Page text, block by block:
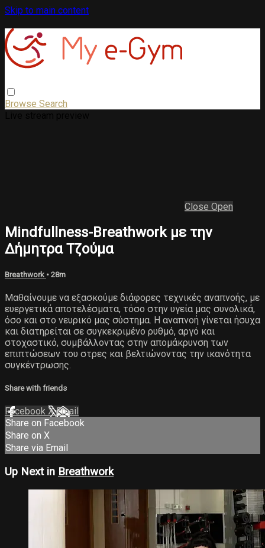
Skip to main content
Browse Search
Close Open
Mindfullness-Breathwork με την
Δήμητρα Τζούμα
Breathwork • 28m
Μαθαίνουμε να εξασκούμε διάφορες τεχνικές αναπνοής, με
ευεργετικά αποτελέσματα, τόσο στην υγεία μας συνολικά,
όσο και στο νευρικό μας σύστημα. Η αναπνοή γίνεται ήσυχα
και διατηρείται σε συγκεκριμένο ρυθμό, αργό και
στοχαστικό, συμβάλλοντας στην απομάκρυνση των
επιπτώσεων του στρες και βελτιώνοντας την ικανότητα
συγκέντρωσης.
Share with friends
Facebook XEmail
Share on Facebook
Share on X
Share via Email
Up Next in Breathwork